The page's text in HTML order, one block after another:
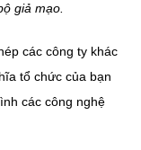
giả mạo.
các công ty khác
tổ chức của bạn
các công nghệ